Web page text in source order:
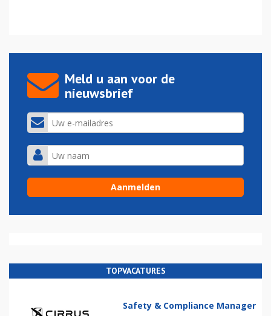
Meld u aan voor de
nieuwsbrief
TOPVACATURES
Safety & Compliance Manager